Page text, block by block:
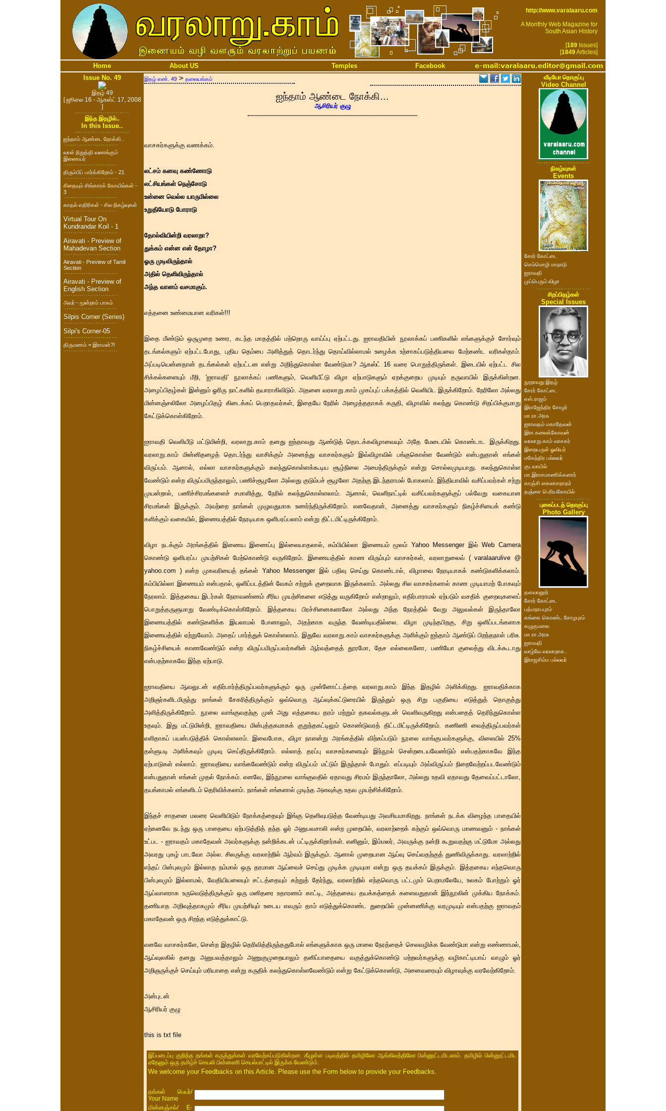
http://www.varalaaru.com
A Monthly Web Magazine for
South Asian History
[189Issues]
[1849Articles]
Home About US Temples
Facebook
Issue No. 49
இதழ் 49
[ ஜூலை 16 - ஆகஸ்ட் 17, 2008
]
இந்த இதழில்..
In this Issue..
ஐந்தாம் ஆண்டை நோக்கி...
வாள் நிறுத்தி வணங்கும்
இணையர்
திரும்பிப் பார்க்கிறோம் - 21
சிதையும் சிங்காரக் கோயில்கள் -
3
காதல் எதிரிகள் - சில நிகழ்வுகள்
Virtual Tour On
Kundrandar Koil - 1
Airavati - Preview of
Mahadevan Section
Airavati - Preview of Tamil
Section
Airavati - Preview of
English Section
அவர் - மூன்றாம் பாகம்
Silpis Corner (Series)
Silpi's Corner-05
திருமணம் = இராமன்?!
இதழ் எண். 49 > தலையங்கம்
ஐந்தாம் ஆண்டை நோக்கி...
ஆசிரியர் குழு
வாசகர்களுக்கு வணக்கம்.
லட்சம் கனவு கண்ணோடு
லட்சியங்கள் நெஞ்சோடு
உன்னை வெல்ல யாருமில்லை
உறுதியோடு போராடு
தோல்வியின்றி வரலாறா?
துக்கம் என்ன என் தோழா?
ஓரு முடிவிருந்தால்
அதில் தெளிவிருந்தால்
அந்த வானம் வசமாகும்.
எத்தனை உண்மையான வரிகள்!!!
இதை மீண்டும் ஒருமுறை உணர, கடந்த மாதத்தில் மற்றொரு வாய்ப்பு ஏற்பட்டது. ஐராவதியின் நூலாக்கப் பணிகளில் எங்களுக்குச் சோர்வும்
தடங்கல்களும் ஏற்பட்டபோது, புதிய தெம்பை அளித்துத் தொடர்ந்து தொய்வில்லாமல் உழைக்க உற்சாகப்படுத்தியவை மேற்கண்ட வரிகள்தாம்.
அப்படியென்னதான் தடங்கல்கள் ஏற்பட்டன என்று அறிந்துகொள்ள வேண்டுமா? ஆகஸ்ட் 16 வரை பொறுத்திருங்கள். இடையில் ஏற்பட்ட சில
சிக்கல்களையும் மீறி, 'ஐராவதி' நூலாக்கப் பணிகளும், வெளியீட்டு விழா ஏற்பாடுகளும் ஏறக்குறைய முடியும் தருவாயில் இருக்கின்றன.
அழைப்பிதழ்கள் இன்னும் ஓரிரு நாட்களில் தயாராகிவிடும். அதனை வரலாறு.காம் முகப்புப் பக்கத்தில் வெளியிட இருக்கிறோம். நேரிலோ அல்லது
மின்னஞ்சலிலோ அழைப்பிதழ் கிடைக்கப் பெறாதவர்கள், இதையே நேரில் அழைத்ததாகக் கருதி, விழாவில் கலந்து கொண்டு சிறப்பிக்குமாறு
கேட்டுக்கொள்கிறோம்.
ஐராவதி வெளியீடு மட்டுமின்றி, வரலாறு.காம் தனது ஐந்தாவது ஆண்டுத் தொடக்கவிழாவையும் அதே மேடையில் கொண்டாட இருக்கிறது.
வரலாறு.காம் மின்னிதழைத் தொடர்ந்து வாசிக்கும் அனைத்து வாசகர்களும் இவ்விழாவில் பங்குகொள்ள வேண்டும் என்பதுதான் எங்கள்
விருப்பம். ஆனால், எல்லா வாசகர்களுக்கும் கலந்துகொள்ளக்கூடிய சூழ்நிலை அமைந்திருக்கும் என்று சொல்லமுடியாது. கலந்துகொள்ள
வேண்டும் என்ற விருப்பமிருந்தாலும், பணிச்சூழலோ அல்லது குடும்பச் சூழலோ அதற்கு இடந்தராமல் போகலாம். இந்தியாவில் வசிப்பவர்கள் சற்று
முயன்றால், பணிச்சிரமங்களைச் சமாளித்து, நேரில் கலந்துகொள்ளலாம். ஆனால், வெளிநாட்டில் வசிப்பவர்களுக்குப் பல்வேறு வகையான
சிரமங்கள் இருக்கும். அவற்றை நாங்கள் முழுவதுமாக உணர்ந்திருக்கிறோம். எனவேதான், அனைத்து வாசகர்களும் நிகழ்ச்சியைக் கண்டு
களிக்கும் வகையில், இணையத்தில் நேரடியாக ஒளிபரப்பலாம் என்று திட்டமிட்டிருக்கிறோம்.
விழா நடக்கும் அரங்கத்தில் இணைய இணைப்பு இல்லையாதலால், கம்பியில்லா இணையம் மூலம் Yahoo Messenger இல் Web Camera
கொண்டு ஒளிபரப்ப முயற்சிகள் மேற்கொண்டு வருகிறோம். இணையத்தில் காண விரும்பும் வாசகர்கள், வரலாறுலைவ் ( varalaarulive @
yahoo.com ) என்ற முகவரியைத் தங்கள் Yahoo Messenger இல் பதிவு செய்து கொண்டால், விழாவை நேரடியாகக் கண்டுகளிக்கலாம்.
கம்பியில்லா இணையம் என்பதால், ஒளிப்படத்தின் வேகம் சற்றுக் குறைவாக இருக்கலாம். அல்லது சில வாசகர்களால் காண முடியாமற் போகவும்
நேரலாம். இத்தகைய இடர்கள் நேராவண்ணம் சீரிய முயற்சிகளை எடுத்து வருகிறோம் என்றாலும், எதிர்பாராமல் ஏற்படும் வசதிக் குறைவுகளைப்
பொறுத்தருளுமாறு வேண்டிக்கொள்கிறோம். இத்தகைய பிரச்சினைகளாலோ அல்லது அந்த நேரத்தில் வேறு அலுவல்கள் இருந்தாலோ
இணையத்தில் கண்டுகளிக்க இயலாமல் போனாலும், அதற்காக வருந்த வேண்டியதில்லை. விழா முடிந்தபிறகு, சிறு ஒளிப்படங்களாக
இணையத்தில் ஏற்றுவோம். அதைப் பார்த்துக் கொள்ளலாம். இதுவே வரலாறு.காம் வாசகர்களுக்கு அளிக்கும் ஐந்தாம் ஆண்டுப் பிறந்தநாள் பரிசு.
நிகழ்ச்சியைக் காணவேண்டும் என்ற விருப்பமிருப்பவர்களின் ஆர்வத்தைத் தூரமோ, தேச எல்லைகளோ, பணியோ குலைத்து விடக்கூடாது
என்பதற்காகவே இந்த ஏற்பாடு.
ஐராவதியை ஆவலுடன் எதிர்பார்த்திருப்பவர்களுக்கும் ஒரு முன்னோட்டத்தை வரலாறு.காம் இந்த இதழில் அளிக்கிறது. ஐராவதிக்காக
அறிஞர்களிடமிருந்து நாங்கள் சேகரித்திருக்கும் ஒவ்வொரு ஆய்வுக்கட்டுரையில் இருந்தும் ஒரு சிறு பகுதியை எடுத்துத் தொகுத்து
அளித்திருக்கிறோம். நூலை வாங்குவதற்கு முன் அது எத்தகைய தரம் மற்றும் தகவல்களுடன் வெளிவருகிறது என்பதைத் தெரிந்துகொள்ள
உதவும். இது மட்டுமின்றி, ஐராவதியை மின்புத்தகமாகக் குறுந்தகட்டிலும் கொண்டுவரத் திட்டமிட்டிருக்கிறோம். கணிணி வைத்திருப்பவர்கள்
எளிதாகப் பயன்படுத்திக் கொள்ளலாம். இவைபோக, விழா நாளன்று அரங்கத்தில் விற்கப்படும் நூலை வாங்குபவர்களுக்கு, விலையில் 25%
தள்ளுபடி அளிக்கவும் முடிவு செய்திருக்கிறோம். எல்லாத் தரப்பு வாசகர்களையும் இந்நூல் சென்றடையவேண்டும் என்பதற்காகவே இந்த
ஏற்பாடுகள் எல்லாம். ஐராவதியை வாங்கவேண்டும் என்ற விருப்பம் மட்டும் இருந்தால் போதும். எப்படியும் அவ்விருப்பம் நிறைவேற்றப்படவேண்டும்
என்பதுதான் எங்கள் முதல் நோக்கம். எனவே, இந்நூலை வாங்குவதில் ஏதாவது சிரமம் இருந்தாலோ, அல்லது உதவி ஏதாவது தேவைப்பட்டாலோ,
தயங்காமல் எங்களிடம் தெரிவிக்கலாம். நாங்கள் எங்களால் முடிந்த அளவுக்கு உதவ முயற்சிக்கிறோம்.
இந்தச் சாதனை மலரை வெளியிடும் நோக்கத்தையும் இங்கு தெளிவுபடுத்த வேண்டியது அவசியமாகிறது. நாங்கள் நடக்க விழைந்த பாதையில்
ஏற்கனவே நடந்து ஒரு பாதையை ஏற்படுத்தித் தந்த ஓர் அனுபவசாலி என்ற முறையில், வரலாற்றைக் கற்கும் ஒவ்வொரு மாணவனும் - நாங்கள்
உட்பட - ஐராவதம் மகாதேவன் அவர்களுக்கு நன்றிக்கடன் பட்டிருக்கிறார்கள். எனினும், இம்மலர், அவருக்கு நன்றி கூறுவதற்கு மட்டுமோ அல்லது
அவரது புகழ் பாடவோ அல்ல. சிலருக்கு வரலாற்றில் ஆர்வம் இருக்கும். ஆனால் முறையான ஆய்வு செய்வதற்குத் துணிவிருக்காது. வரலாற்றில்
எந்தப் பின்புலமும் இல்லாத நம்மால் ஒரு தரமான ஆய்வைச் செய்து முடிக்க முடியுமா என்று ஒரு தயக்கம் இருக்கும். இத்தகைய எந்தவொரு
பின்புலமும் இல்லாமல், வேதியியலையும் சட்டத்தையும் கற்றுத் தேர்ந்து, வரலாற்றில் எந்தவொரு பட்டமும் பெறாமலேயே, உலகம் போற்றும் ஓர்
ஆய்வாளராக உருவெடுத்திருக்கும் ஒரு மனிதரை உதாரணம் காட்டி, அத்தகைய தயக்கத்தைக் களைவதுதான் இந்நூலின் முக்கிய நோக்கம்.
தணியாத அறிவுத்தாகமும் சீரிய முயற்சியும் உடைய எவரும் தாம் எடுத்துக்கொண்ட துறையில் முன்னணிக்கு வரமுடியும் என்பதற்கு ஐராவதம்
மகாதேவன் ஒரு சிறந்த எடுத்துக்காட்டு.
எனவே வாசகர்களே, சென்ற இதழில் தெரிவித்திருந்ததுபோல் எங்களுக்காக ஒரு மாலை நேரத்தைச் செலவழிக்க வேண்டுமா என்று எண்ணாமல்,
ஆய்வுலகில் தனது அனுபவத்தாலும் அணுகுமுறையாலும் தனிப்பாதையை வகுத்துக்கொண்டு மற்றவர்களுக்கு வழிகாட்டியாய் வாழும் ஓர்
அறிஞருக்குச் செய்யும் மரியாதை என்று கருதிக் கலந்துகொள்ளவேண்டும் என்று கேட்டுக்கொண்டு, அனைவரையும் விழாவுக்கு வரவேற்கிறோம்.
அன்புடன்
ஆசிரியர் குழு
this is txt file
இப்படைப்பு குறித்த தங்கள் கருத்துக்கள் வரவேற்கப்படுகின்றன. கீழுள்ள படிவத்தில் தமிழிலோ ஆங்கிலத்திலோ பின்னூட்டமிடலாம். தமிழில் பின்னூட்டமிட
ஏதேனும் ஒரு தமிழ்ச் செயலி பின்னணி செயல்பாட்டில் இருக்க வேண்டும்.
We welcome your Feedbacks on this Article. Please use the Form below to provide your Feedbacks.
தங்கள் பெயர்/
Your Name
மின்னஞ்சல்/ E-
வீடியோ தொகுப்பு
Video Channel
நிகழ்வுகள்
Events
சேரர் கோட்டை
செம்மொழி மாநாடு
ஐராவதி
முப்பெரும் விழா
சிறப்பிதழ்கள்
Special Issues
நூறாவது இதழ்
சேரர் கோட்டை
எஸ்.ராஜம்
இராஜேந்திர சோழர்
மா.ரா.அரசு
ஐராவதம் மகாதேவன்
இரா.கலைக்கோவன்
வரலாறு.காம் வாசகர்
இறையருள் ஓவியர்
மகேந்திர பல்லவர்
குடவாயில்
மா.இராசமாணிக்கனார்
காஞ்சி கைலாசநாதர்
தஞ்சை பெரியகோயில்
புகைப்படத் தொகுப்பு
Photo Gallery
தளவானூர்
சேரர் கோட்டை
பத்மநாபபுரம்
கங்கை கொண்ட சோழபுரம்
கழுகுமலை
மா.ரா.அரசு
ஐராவதி
வாழ்வே வரலாறாக..
இராஜசிம்ம பல்லவர்